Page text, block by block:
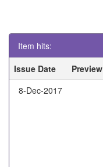
Item hits:
Issue Date
Preview
8-Dec-2017